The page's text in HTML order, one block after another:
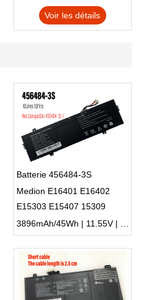
Voir les détails
Batterie 456484-3S
Medion E16401 E16402
E15303 E15407 15309
3896mAh/45Wh | 11.55V | Li-ion ...